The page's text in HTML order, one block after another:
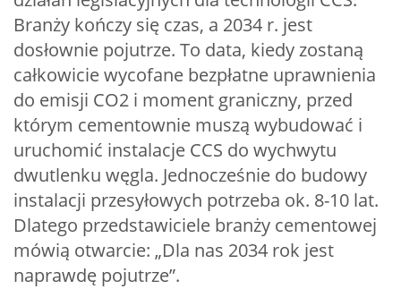
Branży kończy się czas, a 2034 r. jest
dosłownie pojutrze. To data, kiedy zostaną
całkowicie wycofane bezpłatne uprawnienia
do emisji CO2 i moment graniczny, przed
którym cementownie muszą wybudować i
uruchomić instalacje CCS do wychwytu
dwutlenku węgla. Jednocześnie do budowy
instalacji przesyłowych potrzeba ok. 8-10 lat.
Dlatego przedstawiciele branży cementowej
mówią otwarcie: „Dla nas 2034 rok jest
naprawdę pojutrze”.